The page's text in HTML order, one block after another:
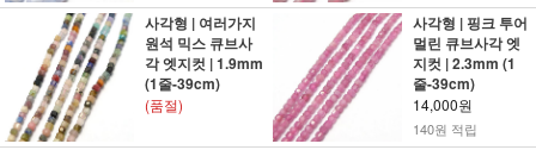
사각형 | 여러가지
원석 믹스 큐브사
각 엣지컷 | 1.9mm
(1줄-39cm)
(품절)
사각형 | 핑크 투어
멀린 큐브사각 엣
지컷 | 2.3mm (1
줄-39cm)
14,000원
140원 적립